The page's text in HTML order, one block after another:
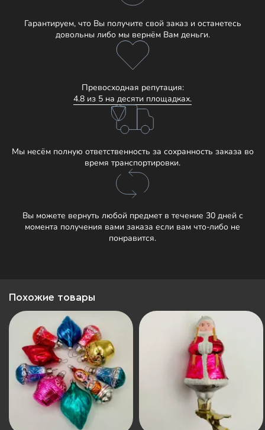
Гарантируем, что Вы получите свой заказ и останетесь
довольны либо мы вернём Вам деньги.
Превосходная репутация:
4.8 из 5 на десяти площадках.
Мы несём полную ответственность за сохранность заказа во
время транспортировки.
Вы можете вернуть любой предмет в течение 30 дней с
момента получения вами заказа если вам что-либо не
понравится.
Похожие товары